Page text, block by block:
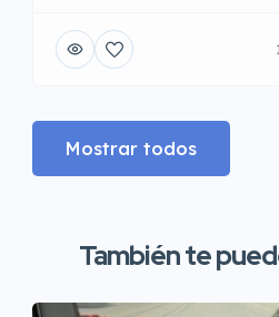
Mostrar todos
También te